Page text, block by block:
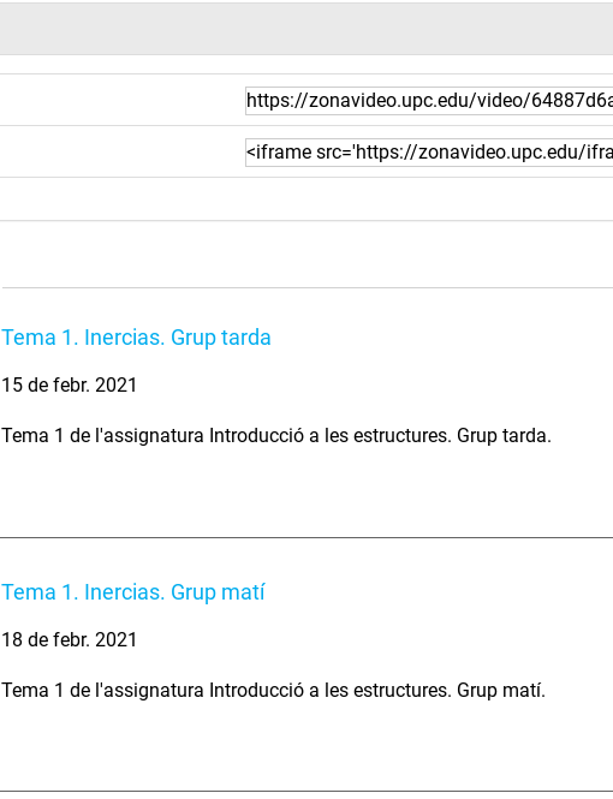
Tema 1. Inercias. Grup tarda
15 de febr. 2021
Tema 1 de l'assignatura Introducció a les estructures. Grup tarda.
Tema 1. Inercias. Grup matí
18 de febr. 2021
Tema 1 de l'assignatura Introducció a les estructures. Grup matí.